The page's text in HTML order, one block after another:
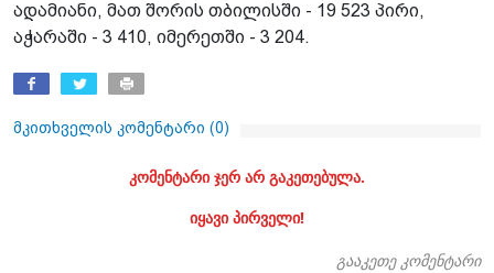
ადამიანი, მათ შორის თბილისში - 19 523 პირი,
აჭარაში - 3 410, იმერეთში - 3 204.
მკითხველის კომენტარი (0)
კომენტარი ჯერ არ გაკეთებულა.
იყავი პირველი!
გააკეთე კომენტარი